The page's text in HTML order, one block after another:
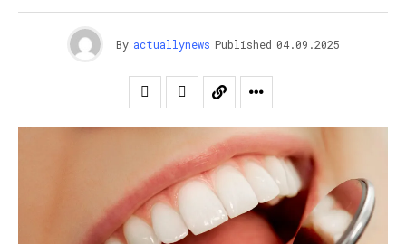
By actuallynews Published 04.09.2025